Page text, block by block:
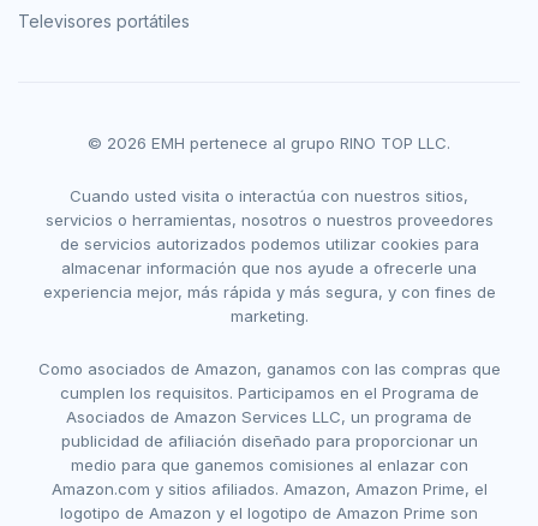
Televisores portátiles
© 2026 EMH pertenece al grupo RINO TOP LLC.
Cuando usted visita o interactúa con nuestros sitios,
servicios o herramientas, nosotros o nuestros proveedores
de servicios autorizados podemos utilizar cookies para
almacenar información que nos ayude a ofrecerle una
experiencia mejor, más rápida y más segura, y con fines de
marketing.
Como asociados de Amazon, ganamos con las compras que
cumplen los requisitos. Participamos en el Programa de
Asociados de Amazon Services LLC, un programa de
publicidad de afiliación diseñado para proporcionar un
medio para que ganemos comisiones al enlazar con
Amazon.com y sitios afiliados. Amazon, Amazon Prime, el
logotipo de Amazon y el logotipo de Amazon Prime son